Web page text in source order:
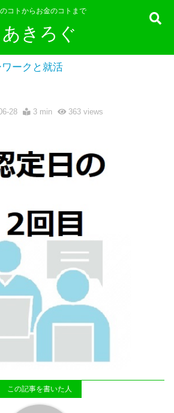
コトからお金のコトまで
あきろぐ
ークと就活
28 3 min 363views